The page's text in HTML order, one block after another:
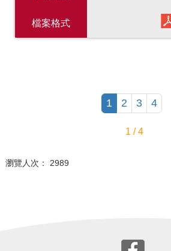
檔案格式
1 2 3 4
1 / 4
瀏覽人次： 2989